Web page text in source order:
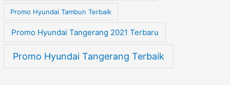
Promo Hyundai Tambun Terbaik
Promo Hyundai Tangerang 2021 Terbaru
Promo Hyundai Tangerang Terbaik